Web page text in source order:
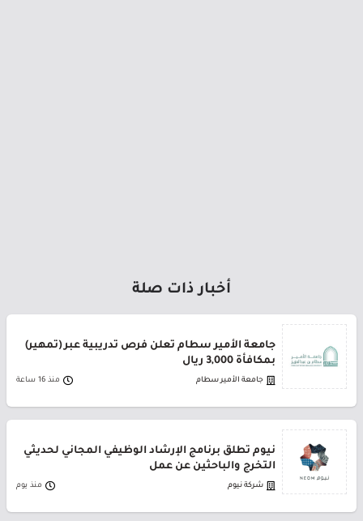
أخبار ذات صلة
جامعة الأمير سطام تعلن فرص تدريبية عبر (تمهير)
بمكافأة 3,000 ريال
جامعة الأمير سطام منذ 16 ساعة
نيوم تطلق برنامج الإرشاد الوظيفي المجاني لحديثي
التخرج والباحثين عن عمل
شركة نيوم منذ يوم